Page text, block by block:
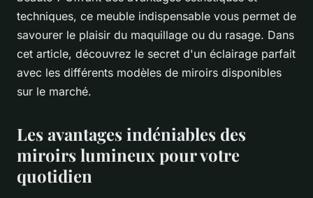
techniques, ce meuble indispensable vous permet de
savourer le plaisir du maquillage ou du rasage. Dans
cet article, découvrez le secret d'un éclairage parfait
avec les différents modèles de miroirs disponibles
sur le marché.
Les avantages indéniables des
miroirs lumineux pour votre
quotidien